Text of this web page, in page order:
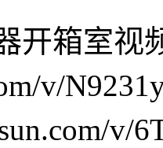
开箱室视
v/
v/